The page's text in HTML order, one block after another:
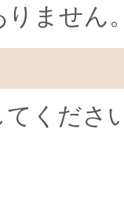
りません
てくださ